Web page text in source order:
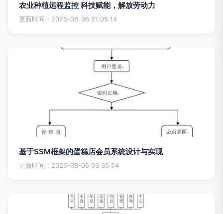
农业种植远程监控 科技赋能，解放劳动力
更新时间：2026-08-06 21:05:14
基于SSM框架的蛋糕店会员系统设计与实现
更新时间：2026-08-06 03:35:54